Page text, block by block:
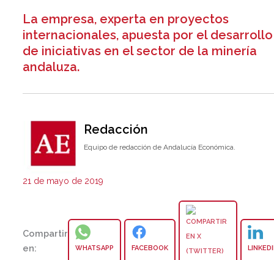
La empresa, experta en proyectos
internacionales, apuesta por el desarrollo
de iniciativas en el sector de la minería
andaluza.
Redacción
Equipo de redacción de Andalucía Económica.
21 de mayo de 2019
Compartir
en:
WHATSAPP FACEBOOK